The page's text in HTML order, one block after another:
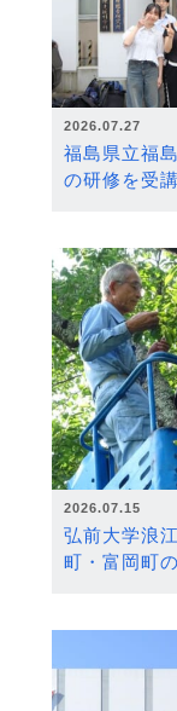
2026.07.27
福島県立福
の研修を受講
2026.07.15
弘前大学浪
町・富岡町